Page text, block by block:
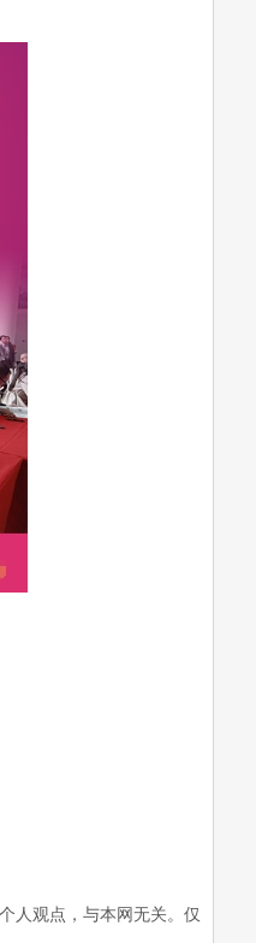
人观点，与本网无关。仅